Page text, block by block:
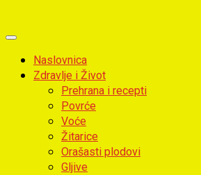
Primary
MenuNaslovnica
Zdravlje i Život
Prehrana i recepti
Povrće
Voće
Žitarice
Orašasti plodovi
Gljive